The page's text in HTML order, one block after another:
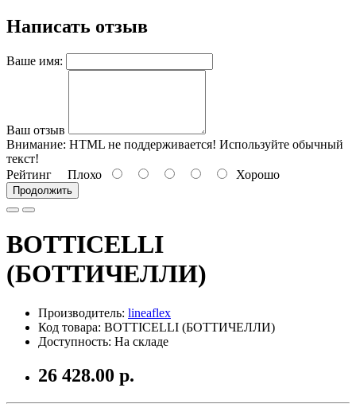
Написать отзыв
Ваше имя:
Ваш отзыв
Внимание: HTML не поддерживается! Используйте обычный
текст!
Рейтинг Плохо Хорошо
Продолжить
BOTTICELLI
(БОТТИЧЕЛЛИ)
Производитель: lineaflex
Код товара: BOTTICELLI (БОТТИЧЕЛЛИ)
Доступность: На складе
26 428.00 р.